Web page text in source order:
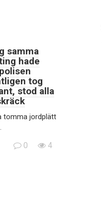
samma
hade
tog
stod alla
tomma jordplätt
0 4